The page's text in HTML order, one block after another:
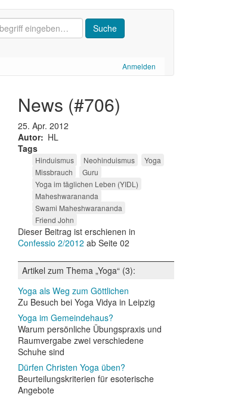
Anmelden
news (#706)
25. Apr. 2012
Autor
HL
Tags
Hinduismus Neohinduismus
Yoga
Missbrauch
Guru
Yoga im täglichen Leben (YIDL)
Maheshwarananda
Swami Maheshwarananda
Friend John
Dieser Beitrag ist erschienen in
Confessio 2/2012 ab Seite 02
Artikel zum Thema „Yoga“ (3):
Yoga als Weg zum Göttlichen
Zu Besuch bei Yoga Vidya in Leipzig
Yoga im Gemeindehaus?
Warum persönliche Übungspraxis und
Raumvergabe zwei verschiedene
Schuhe sind
Dürfen Christen Yoga üben?
Beurteilungskriterien für esoterische
Angebote